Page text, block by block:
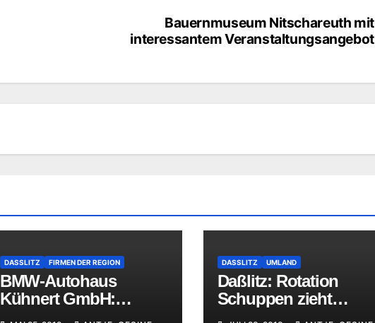
Bauernmuseum Nitschareuth mit
interessantem Veranstaltungsangebot
DASSLITZ FIRMEN DER REGION
BMW-Autohaus
Kühnert GmbH:
DASSLITZ UMLAND
Daßlitz: Rotation
Schuppen zieht